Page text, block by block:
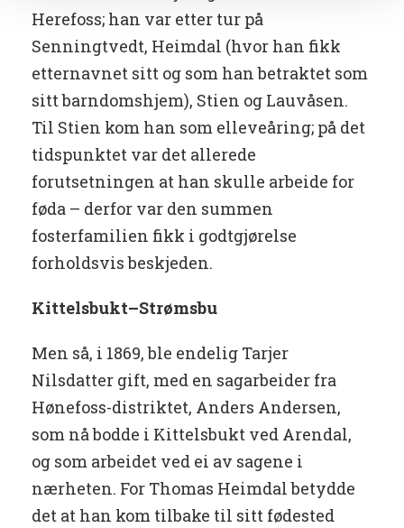
Herefoss; han var etter tur på
Senningtvedt, Heimdal (hvor han fikk
etternavnet sitt og som han betraktet som
sitt barndomshjem), Stien og Lauvåsen.
Til Stien kom han som elleveåring; på det
tidspunktet var det allerede
forutsetningen at han skulle arbeide for
føda – derfor var den summen
fosterfamilien fikk i godtgjørelse
forholdsvis beskjeden.
Kittelsbukt–Strømsbu
Men så, i 1869, ble endelig Tarjer
Nilsdatter gift, med en sagarbeider fra
Hønefoss-distriktet, Anders Andersen,
som nå bodde i Kittelsbukt ved Arendal,
og som arbeidet ved ei av sagene i
nærheten. For Thomas Heimdal betydde
det at han kom tilbake til sitt fødested